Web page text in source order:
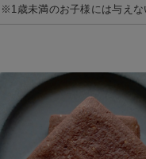
※1歳未満のお子様には与えな